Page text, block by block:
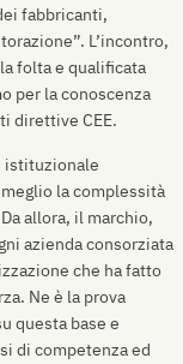
fabbricanti,
L’incontro,
folta e qualificata
per la conoscenza
direttive CEE.
istituzionale
la complessità
allora, il marchio,
azienda consorziata
che ha fatto
Ne è la prova
questa base e
di competenza ed